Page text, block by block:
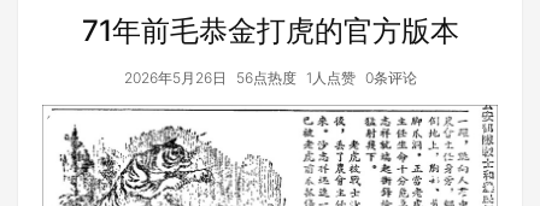
71年前毛恭金打虎的官方版本
2026年5月26日 56点热度 1人点赞 0条评论